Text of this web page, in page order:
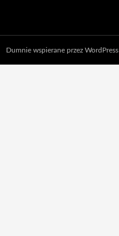
Dumnie wspierane przez WordPress